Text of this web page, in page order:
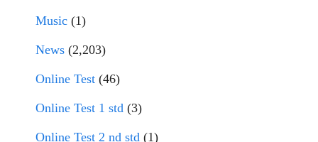
Music (1)
News (2,203)
Online Test (46)
Online Test 1 std (3)
Online Test 2 nd std (1)